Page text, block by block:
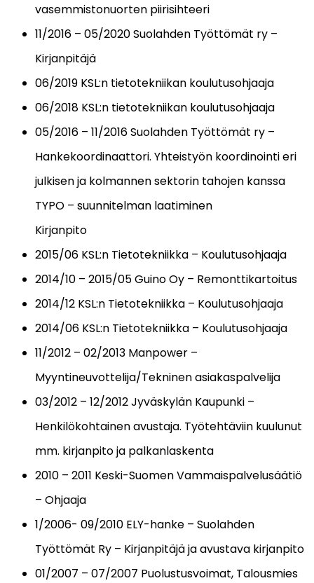
vasemmistonuorten piirisihteeri
11/2016 – 05/2020 Suolahden Työttömät ry –
Kirjanpitäjä
06/2019 KSL:n tietotekniikan koulutusohjaaja
06/2018 KSL:n tietotekniikan koulutusohjaaja
05/2016 – 11/2016 Suolahden Työttömät ry –
Hankekoordinaattori. Yhteistyön koordinointi eri
julkisen ja kolmannen sektorin tahojen kanssa
TYPO – suunnitelman laatiminen
Kirjanpito
2015/06 KSL:n Tietotekniikka – Koulutusohjaaja
2014/10 – 2015/05 Guino Oy – Remonttikartoitus
2014/12 KSL:n Tietotekniikka – Koulutusohjaaja
2014/06 KSL:n Tietotekniikka – Koulutusohjaaja
11/2012 – 02/2013 Manpower –
Myyntineuvottelija/Tekninen asiakaspalvelija
03/2012 – 12/2012 Jyväskylän Kaupunki –
Henkilökohtainen avustaja. Työtehtäviin kuulunut
mm. kirjanpito ja palkanlaskenta
2010 – 2011 Keski-Suomen Vammaispalvelusäätiö
– Ohjaaja
1/2006- 09/2010 ELY-hanke – Suolahden
Työttömät Ry – Kirjanpitäjä ja avustava kirjanpito
01/2007 – 07/2007 Puolustusvoimat, Talousmies